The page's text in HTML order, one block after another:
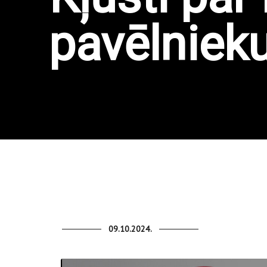
09.10.2024.